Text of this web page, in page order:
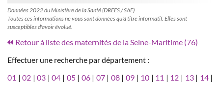
Données 2022 du Ministère de la Santé (DREES / SAE)
Toutes ces informations ne vous sont données qu'à titre informatif. Elles sont
susceptibles d'avoir évolué.
Retour à liste des maternités de la Seine-Maritime (76)
Effectuer une recherche par département :
01 |02 |03 |04 | 05| 06| 07| 08| 09 | 10 | 11 | 12 | 13| 14|